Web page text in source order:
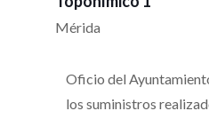
Mérida
Oficio del
los suministros